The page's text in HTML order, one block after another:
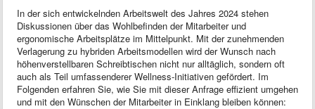
In der sich entwickelnden Arbeitswelt des Jahres 2024 stehen
Diskussionen über das Wohlbefinden der Mitarbeiter und
ergonomische Arbeitsplätze im Mittelpunkt. Mit der zunehmenden
Verlagerung zu hybriden Arbeitsmodellen wird der Wunsch nach
höhenverstellbaren Schreibtischen nicht nur alltäglich, sondern oft
auch als Teil umfassenderer Wellness-Initiativen gefördert. Im
Folgenden erfahren Sie, wie Sie mit dieser Anfrage effizient umgehen
und mit den Wünschen der Mitarbeiter in Einklang bleiben können: